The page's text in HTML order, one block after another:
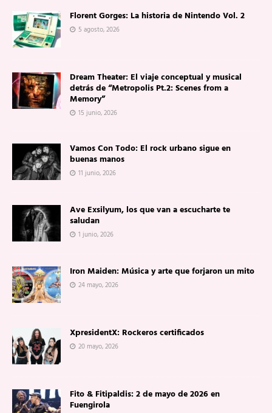
Florent Gorges: La historia de Nintendo Vol. 2
5 agosto, 2026
Dream Theater: El viaje conceptual y musical
detrás de “Metropolis Pt.2: Scenes from a
Memory”
15 junio, 2026
Vamos Con Todo: El rock urbano sigue en
buenas manos
11 junio, 2026
Ave Exsilyum, los que van a escucharte te
saludan
1 junio, 2026
Iron Maiden: Música y arte que forjaron un mito
24 mayo, 2026
XpresidentX: Rockeros certificados
20 mayo, 2026
Fito & Fitipaldis: 2 de mayo de 2026 en
Fuengirola